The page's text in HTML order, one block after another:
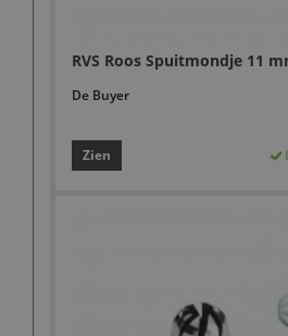
RVS Roos Spuitmondje 11
De Buyer
Zien